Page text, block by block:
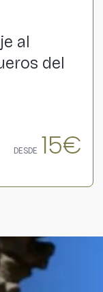
al
del
DESDE 15€